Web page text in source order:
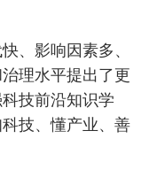
、影响因素多、
理水平提出了更
技前沿知识学
技、懂产业、善